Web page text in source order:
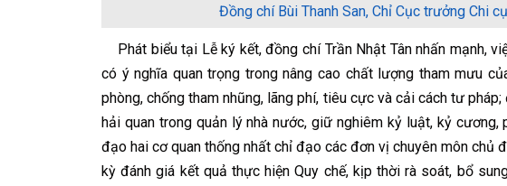
Đồng chí Bùi Thanh San, Chỉ Cục trưởng Chi
Phát biểu tại Lễ ký kết, đồng chí Trần Nhật Tân nhấn mạnh,
có ý nghĩa quan trọng trong nâng cao chất lượng tham mưu
phòng, chống tham nhũng, lãng phí, tiêu cực và cải cách tư
hải quan trong quản lý nhà nước, giữ nghiêm kỷ luật, kỷ
đạo hai cơ quan thống nhất chỉ đạo các đơn vị chuyên môn chủ
kỳ đánh giá kết quả thực hiện Quy chế, kịp thời rà soát, bổ